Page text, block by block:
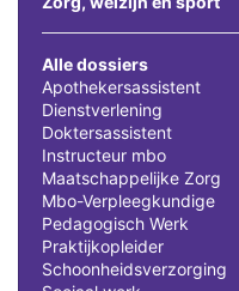
Alle dossiers
Apothekersassistent
Dienstverlening
Doktersassistent
Instructeur mbo
Maatschappelijke Zorg
Mbo-Verpleegkundige
Pedagogisch Werk
Praktijkopleider
Schoonheidsverzorging